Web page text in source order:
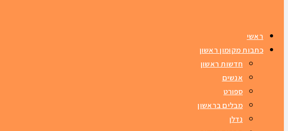
ראשי
כתבות מקומון ראשון
חדשות ראשון
אנשים
ספורט
מבלים בראשון
נדלן